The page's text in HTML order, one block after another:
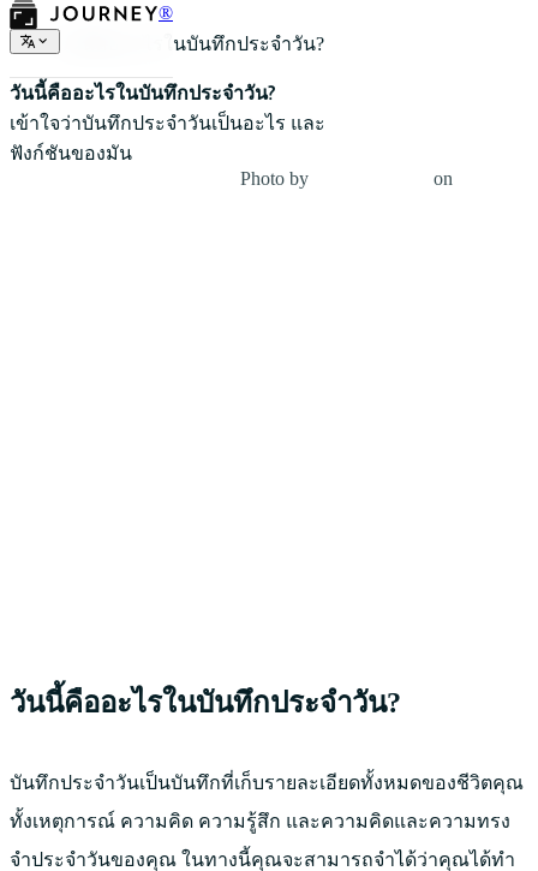
®
วันนี้คืออะไรในบันทึกประจำวัน?
วันนี้คืออะไรในบันทึกประจำวัน?
เข้าใจว่าบันทึกประจำวันเป็นอะไร และ
ฟังก์ชันของมัน
Photo by
on
วันนี้คืออะไรในบันทึกประจำวัน?
บันทึกประจำวันเป็นบันทึกที่เก็บรายละเอียดทั้งหมดของชีวิตคุณ
ทั้งเหตุการณ์ ความคิด ความรู้สึก และความคิดและความทรง
จำประจำวันของคุณ ในทางนี้คุณจะสามารถจำได้ว่าคุณได้ทำ